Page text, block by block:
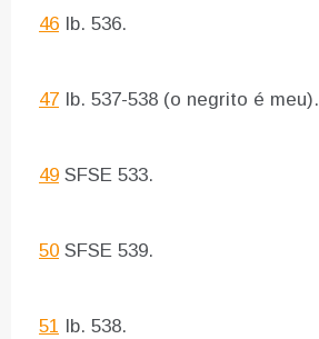
46 Ib. 536.
47 Ib. 537-538 (o negrito é meu).
49 SFSE 533.
50 SFSE 539.
51 Ib. 538.